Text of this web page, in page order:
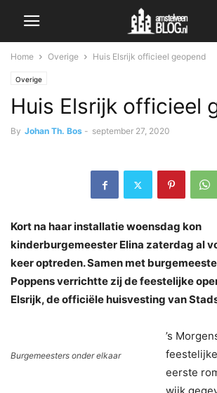
Home Overige Huis Elsrijk officieel geopend
Overige
Huis Elsrijk officieel
By Johan Th. Bos - september 27, 2020
Kort na haar installatie woensdag kon
kinderburgemeester Elina zaterdag al
keer optreden. Samen met
Poppens verrichtte zij de feestelijke
Elsrijk, de officiële huisvesting van
Burgemeesters onder elkaar
’s
eerste